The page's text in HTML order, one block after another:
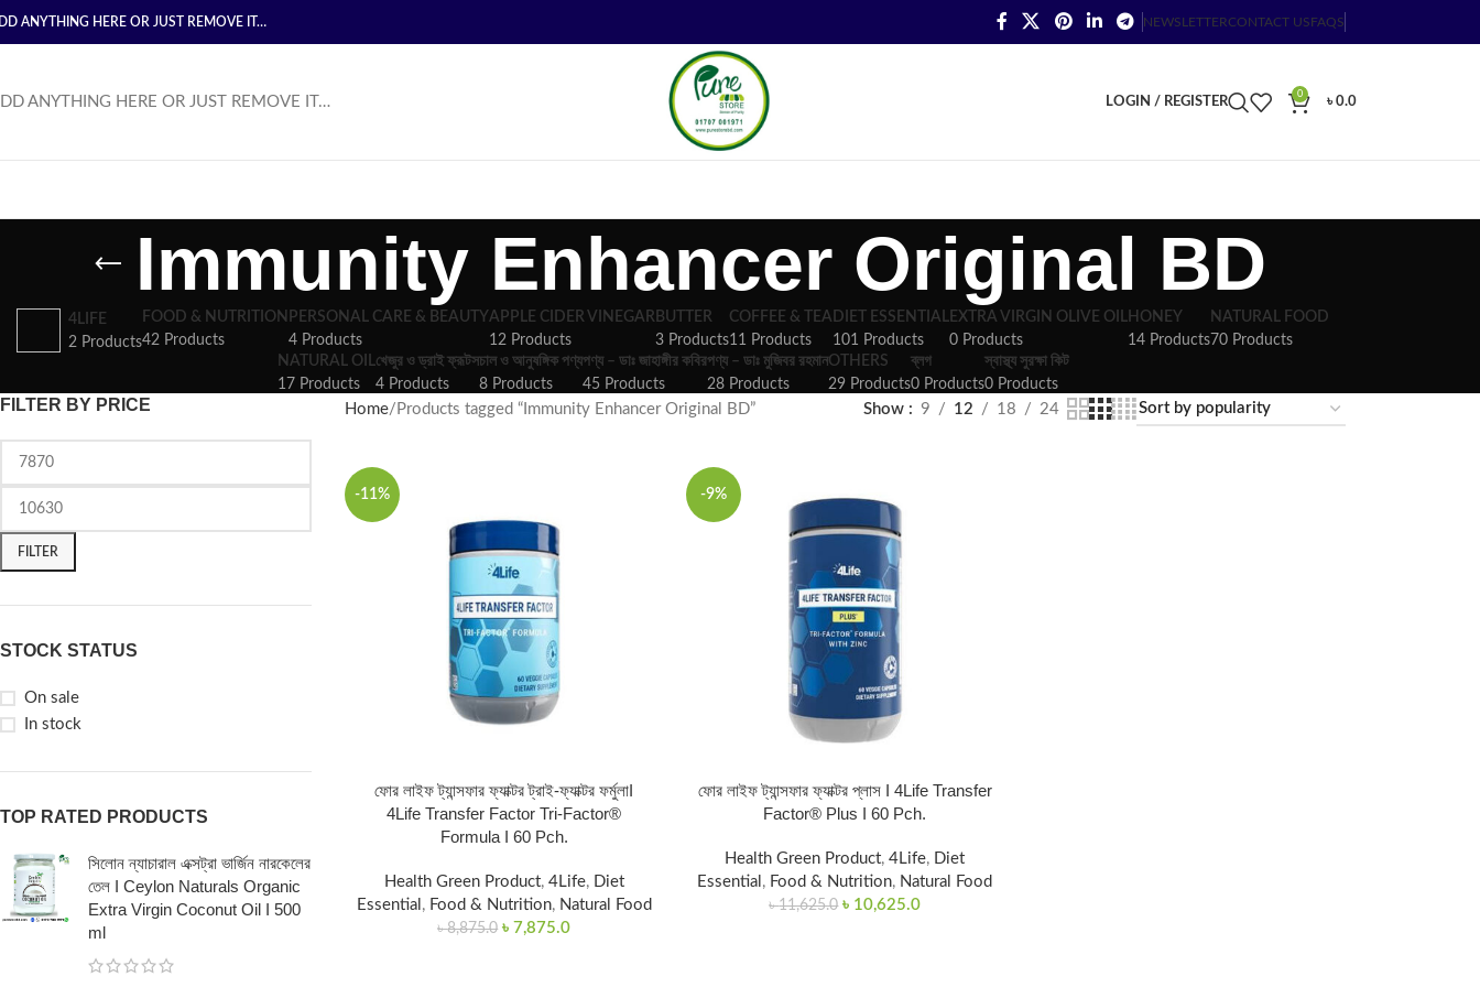
ANYTHING HERE OR JUST REMOVE IT… NEWSLETTERCONTACT USFAQS
ANYTHING HERE OR JUST REMOVE IT… LOGIN / REGISTER
0
৳0.0
Immunity Enhancer Original BD
4LIFE
2 Products
FOOD & NUTRITION
42 Products
PERSONAL CARE & BEAUTY
4 Products
APPLE CIDER VINEGAR
12 Products
BUTTER
3 Products
COFFEE & TEA
11 Products
DIET ESSENTIAL
101 Products
EXTRA VIRGIN OLIVE OIL
0 Products
HONEY
14 Products
NATURAL FOOD
70 Products
NATURAL OIL
17 Products
খেজুর ও ড্রাই ফ্রূটস
4 Products
চাল ও আনুষঙ্গিক পণ্য
8 Products
পণ্য – ডাঃ জাহাঙ্গীর কবির
45 Products
পণ্য – ডাঃ মুজিবর রহমান
28 Products
OTHERS
29 Products
ব্লগ
0 Products
স্বাস্থ্য সুরক্ষা কিট
0 Products
FILTER BY PRICE
FILTER
STOCK STATUS
On sale
In stock
TOP RATED PRODUCTS
সিলোন ন্যাচারাল এক্সট্রা ভার্জিন নারকেলের
তেল I Ceylon Naturals Organic
Extra Virgin Coconut Oil I 500
ml
Home Products tagged “Immunity Enhancer Original BD” Show 9 12 18 24
-11%
ফোর লাইফ ট্যান্সফার ফ্যাক্টর ট্রাই-ফ্যাক্টর ফর্মুলাI
4Life Transfer Factor Tri-Factor®
Formula I 60 Pch.
Health Green Product, 4Life, Diet
Essential , Food & Nutrition, Natural Food
৳8,875.0 ৳7,875.0
-9%
ফোর লাইফ ট্যান্সফার ফ্যাক্টর প্লাস I 4Life Transfer
Factor® Plus I 60 Pch.
Health Green Product,4Life, Diet
Essential , Food & Nutrition, Natural Food
৳11,625.0 ৳ 10,625.0